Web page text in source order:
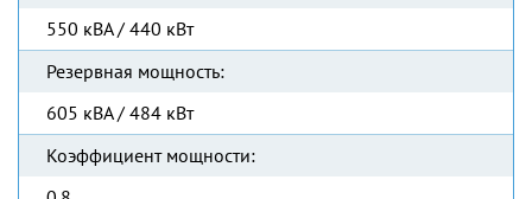
550 кВА / 440 кВт
Резервная мощность:
605 кВА / 484 кВт
Коэффициент мощности: